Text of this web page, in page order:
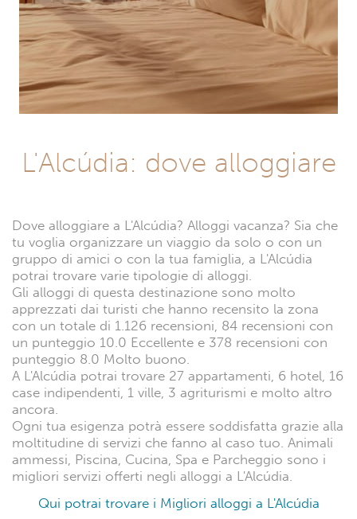
L'Alcúdia: dove alloggiare
Dove alloggiare a L'Alcúdia? Alloggi vacanza? Sia che
tu voglia organizzare un viaggio da solo o con un
gruppo di amici o con la tua famiglia, a L'Alcúdia
potrai trovare varie tipologie di alloggi.
Gli alloggi di questa destinazione sono molto
apprezzati dai turisti che hanno recensito la zona
con un totale di 1.126 recensioni, 84 recensioni con
un punteggio 10.0 Eccellente e 378 recensioni con
punteggio 8.0 Molto buono.
A L'Alcúdia potrai trovare 27 appartamenti, 6 hotel, 16
case indipendenti, 1 ville, 3 agriturismi e molto altro
ancora.
Ogni tua esigenza potrà essere soddisfatta grazie alla
moltitudine di servizi che fanno al caso tuo. Animali
ammessi, Piscina, Cucina, Spa e Parcheggio sono i
migliori servizi offerti negli alloggi a L'Alcúdia.
Qui potrai trovare i Migliori alloggi a L'Alcúdia